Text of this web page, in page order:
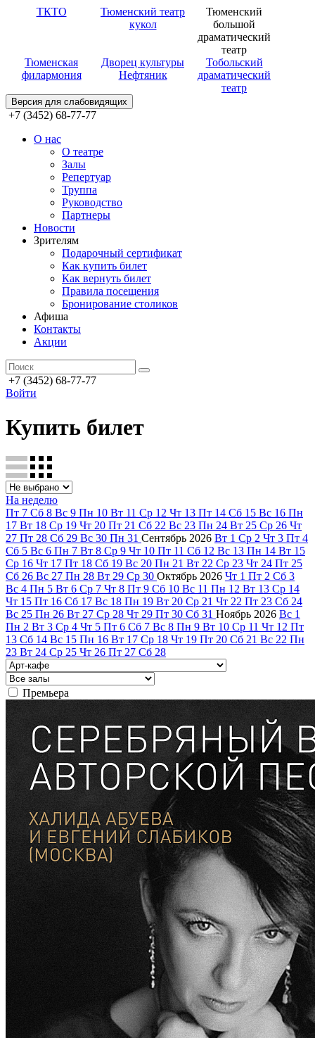
ТКТО
Тюменский театр
кукол
Тюменский
большой
драматический
театр
Тюменская
филармония
Дворец культуры
Нефтяник
Тобольский
драматический
театр
Версия для слабовидящих
+7 (3452) 68-77-77
О нас
О театре
Залы
Репертуар
Труппа
Руководство
Партнеры
Новости
Зрителям
Подарочный сертификат
Как купить билет
Как вернуть билет
Правила посещения
Бронирование столиков
Афиша
Контакты
Акции
+7 (3452) 68-77-77
Войти
Купить билет
На неделю
Пт 7 Сб 8 Вс 9 Пн 10 Вт 11 Ср 12 Чт 13 Пт 14 Сб 15 Вс 16 Пн
17 Вт 18 Ср 19 Чт 20 Пт 21 Сб 22 Вс 23 Пн 24 Вт 25 Ср 26 Чт
27 Пт 28 Сб 29 Вс 30 Пн 31 Сентябрь 2026 Вт 1 Ср 2 Чт 3 Пт 4
Сб 5 Вс 6 Пн 7 Вт 8 Ср 9 Чт 10 Пт 11 Сб 12 Вс 13 Пн 14 Вт 15
Ср 16 Чт 17 Пт 18 Сб 19 Вс 20 Пн 21 Вт 22 Ср 23 Чт 24 Пт 25
Сб 26 Вс 27 Пн 28 Вт 29 Ср 30 Октябрь 2026 Чт 1 Пт 2 Сб 3
Вс 4 Пн 5 Вт 6 Ср 7 Чт 8 Пт 9 Сб 10 Вс 11 Пн 12 Вт 13 Ср 14
Чт 15 Пт 16 Сб 17 Вс 18 Пн 19 Вт 20 Ср 21 Чт 22 Пт 23 Сб 24
Вс 25 Пн 26 Вт 27 Ср 28 Чт 29 Пт 30 Сб 31 Ноябрь 2026 Вс 1
Пн 2 Вт 3 Ср 4 Чт 5 Пт 6 Сб 7 Вс 8 Пн 9 Вт 10 Ср 11 Чт 12 Пт
13 Сб 14 Вс 15 Пн 16 Вт 17 Ср 18 Чт 19 Пт 20 Сб 21 Вс 22 Пн
23 Вт 24 Ср 25 Чт 26 Пт 27 Сб 28
Премьера